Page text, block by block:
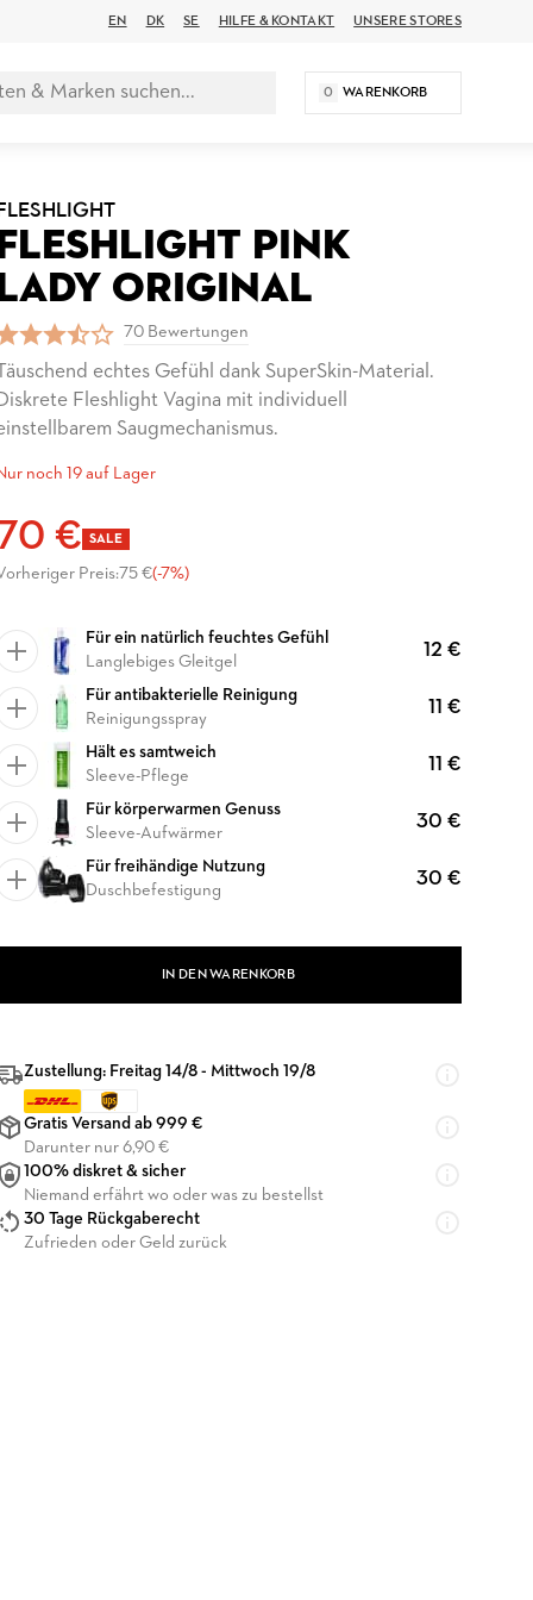
EN DK SE HILFE & KONTAKT UNSERE STORES
0 WARENKORB
FLESHLIGHT
FLESHLIGHT PINK
LADY ORIGINAL
70 Bewertungen
Täuschend echtes Gefühl dank SuperSkin-Material.
Diskrete Fleshlight Vagina mit individuell
Saugmechanismus.
noch 19 auf Lager
€ SALE
Preis:75 €(-7%)
Für ein natürlich feuchtes Gefühl
Langlebiges Gleitgel
12 €
Für antibakterielle Reinigung
Reinigungsspray
11 €
Hält es samtweich
Sleeve-Pflege
11 €
Für körperwarmen Genuss
Sleeve-Aufwärmer
30 €
Für freihändige Nutzung
Duschbefestigung
30 €
IN DEN WARENKORB
Zustellung: Freitag 14/8 - Mittwoch 19/8
Gratis Versand ab 999 €
Darunter nur 6,90 €
100% diskret & sicher
Niemand erfährt wo oder was zu bestellst
30 Tage Rückgaberecht
Zufrieden oder Geld zurück